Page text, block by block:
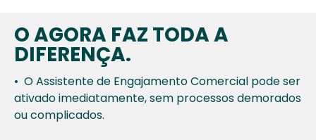
O AGORA FAZ TODA A
DIFERENÇA.
• O Assistente de Engajamento Comercial pode ser
ativadoimediatamente, sem processos demorados
ou complicados.